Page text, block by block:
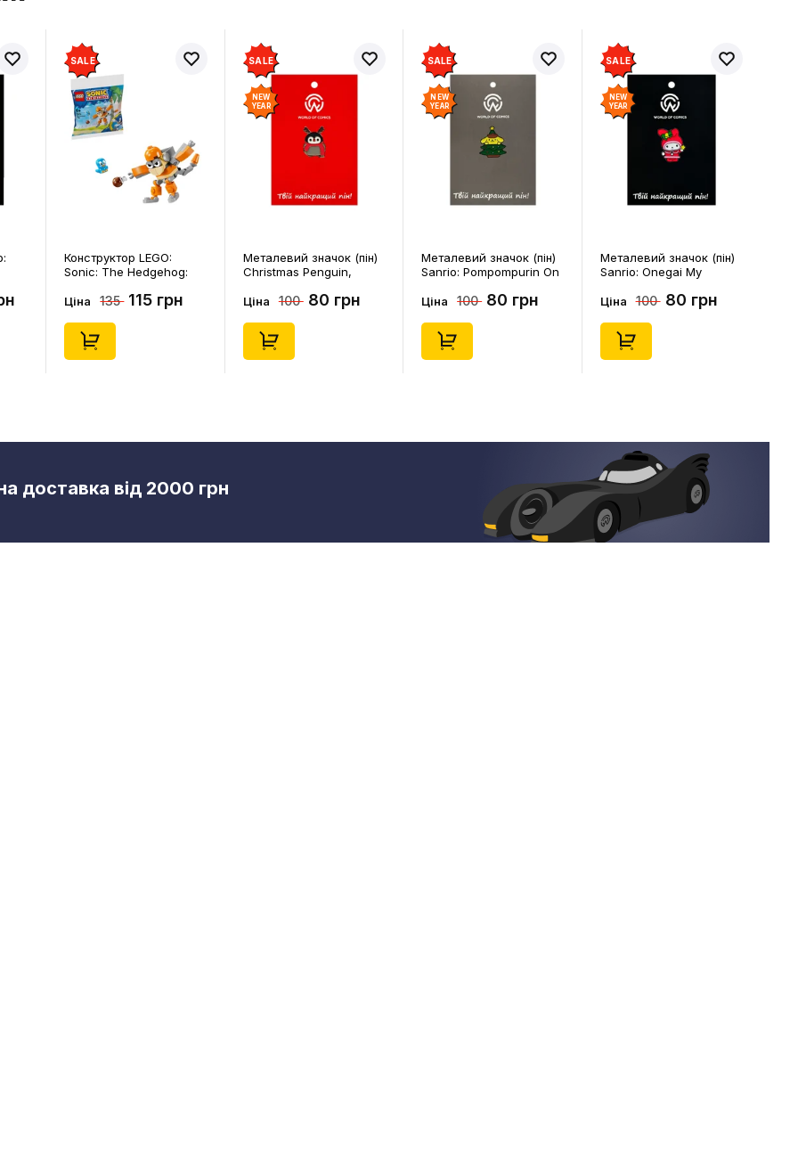
SALE
Конструктор LEGO:
Sonic: The Hedgehog:
Kiki and Flicky, (30676)
Ціна 135 115 грн
SALE
NEW
YEAR
Металевий значок (пін)
Christmas Penguin,
Ціна 100 80 грн
SALE
NEW
YEAR
Металевий значок (пін)
Sanrio: Pompompurin On
Ціна 100 80 грн
SALE
NEW
YEAR
Металевий значок (пін)
Sanrio: Onegai My
Melody, (14543)
Ціна 100 80 грн
доставка від 2000 грн